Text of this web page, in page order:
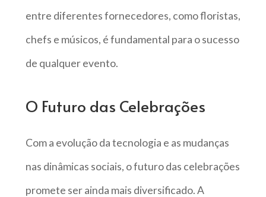
entre diferentes fornecedores, como floristas,
chefs e músicos, é fundamental para o sucesso
de qualquer evento.
O Futuro das Celebrações
Com a evolução da tecnologia e as mudanças
nas dinâmicas sociais, o futuro das celebrações
promete ser ainda mais diversificado. A